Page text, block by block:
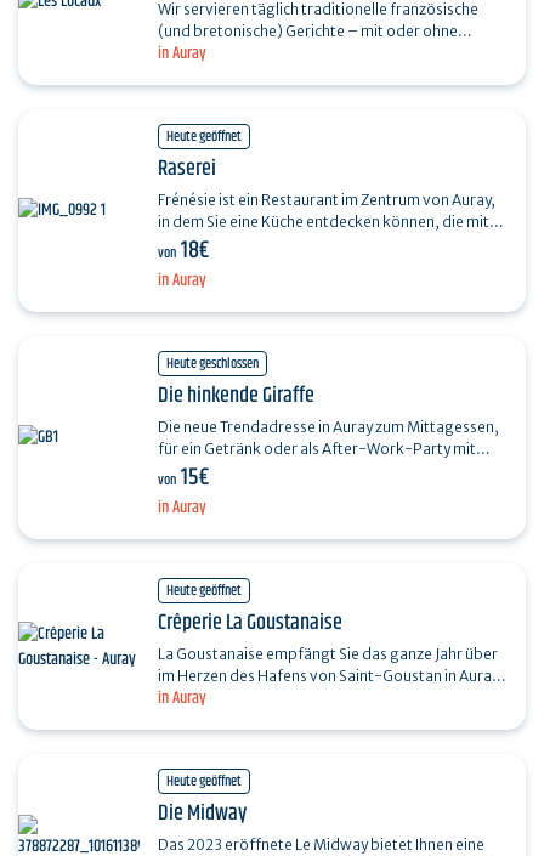
in Auray
Wir servieren täglich traditionelle französische
(und bretonische) Gerichte – mit oder ohne
Reservierung. Ob Sie auf Ihren Zug warten, mit der
Heute geöffnet
in Auray
Raserei
Frénésie ist ein Restaurant im Zentrum von Auray,
in dem Sie eine Küche entdecken können, die mit
Lust und Laune und in Zusammenarbeit mit den…
von 18€
Heute geschlossen
in Auray
Die hinkende Giraffe
Die neue Trendadresse in Auray zum Mittagessen,
für ein Getränk oder als After-Work-Party mit
Planchas und verschiedenen Gerichten zum Teilen.
von 15€
Heute geöffnet
in Auray
Crêperie La Goustanaise
La Goustanaise empfängt Sie das ganze Jahr über
im Herzen des Hafens von Saint-Goustan in Auray
in einem denkmalgeschützten bretonischen Haus.
Heute geöffnet
Die Midway
Das 2023 eröffnete Le Midway bietet Ihnen eine